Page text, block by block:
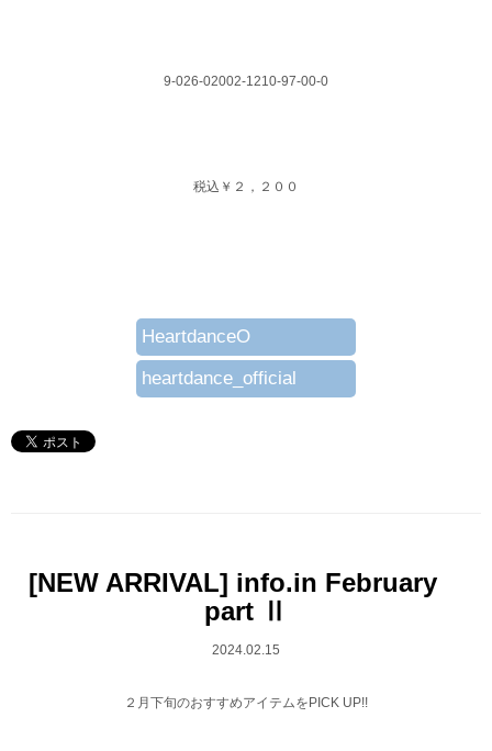
9-026-02002-1210-97-00-0
税込￥２，２００
HeartdanceO
heartdance_official
[NEW ARRIVAL] info.in February
part Ⅱ
2024.02.15
２月下旬のおすすめアイテムをPICK UP!!